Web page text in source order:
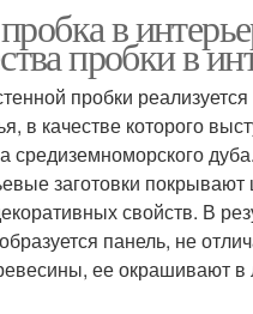
в
пробки в
пробки
в качестве которого
средиземноморского дуба.
заготовки
свойств. В
панель, не
ее окрашивают